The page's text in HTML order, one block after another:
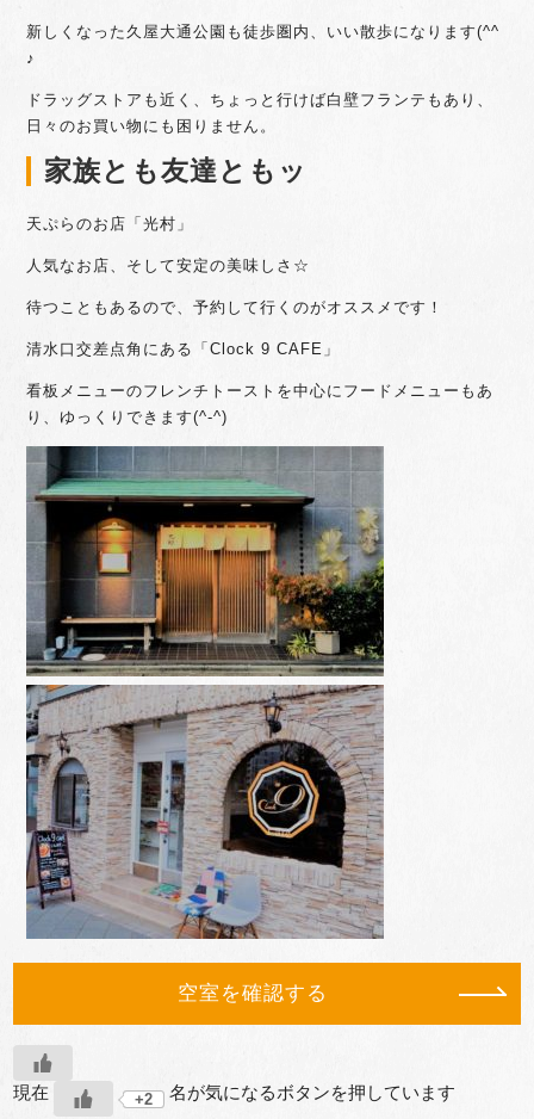
新しくなった久屋大通公園も徒歩圏内、いい散歩になります(^^
♪
ドラッグストアも近く、ちょっと行けば白壁フランテもあり、
日々のお買い物にも困りません。
家族とも友達ともッ
天ぷらのお店「光村」
人気なお店、そして安定の美味しさ☆
待つこともあるので、予約して行くのがオススメです！
清水口交差点角にある「Clock 9 CAFE」
看板メニューのフレンチトーストを中心にフードメニューもあ
り、ゆっくりできます(^-^)
空室を確認する
現在 +2 名が気になるボタンを押しています